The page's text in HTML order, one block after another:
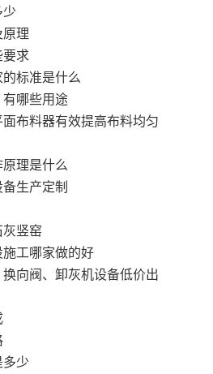
少
原理
要求
标准是什么
哪些用途
布料器有效提高布料均匀
理是什么
生产定制
竖窑
工哪家做的好
向阀、卸灰机设备低价出
多少